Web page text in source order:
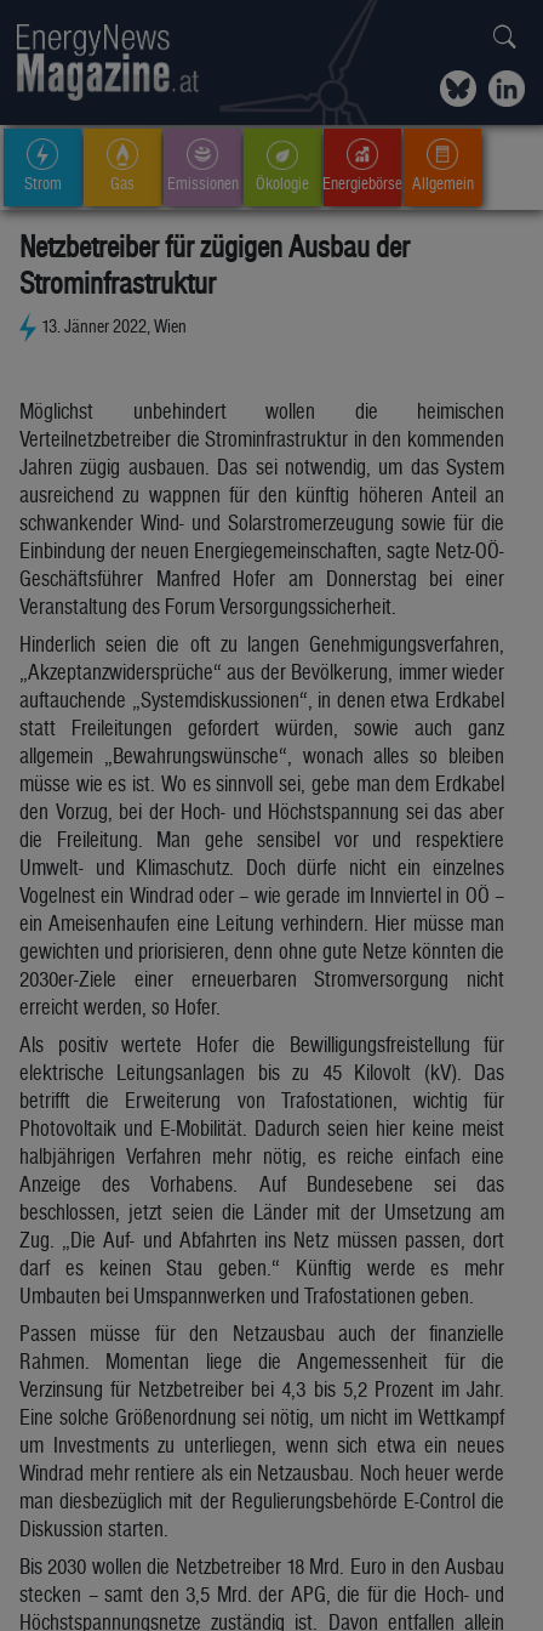
Strom Gas Emissionen Ökologie Energiebörse Allgemein
Netzbetreiber für zügigen Ausbau der
Strominfrastruktur
13. Jänner 2022, Wien
Möglichst unbehindert wollen die heimischen
Verteilnetzbetreiber die Strominfrastruktur in den kommenden
Jahren zügig ausbauen. Das sei notwendig, um das System
ausreichend zu wappnen für den künftig höheren Anteil an
schwankender Wind- und Solarstromerzeugung sowie für die
Einbindung der neuen Energiegemeinschaften, sagte Netz-OÖ-
Geschäftsführer Manfred Hofer am Donnerstag bei einer
Veranstaltung des Forum Versorgungssicherheit.
Hinderlich seien die oft zu langen Genehmigungsverfahren,
„Akzeptanzwidersprüche“ aus der Bevölkerung, immer wieder
auftauchende „Systemdiskussionen“, in denen etwa Erdkabel
statt Freileitungen gefordert würden, sowie auch ganz
allgemein „Bewahrungswünsche“, wonach alles so bleiben
müsse wie es ist. Wo es sinnvoll sei, gebe man dem Erdkabel
den Vorzug, bei der Hoch- und Höchstspannung sei das aber
die Freileitung. Man gehe sensibel vor und respektiere
Umwelt- und Klimaschutz. Doch dürfe nicht ein einzelnes
Vogelnest ein Windrad oder – wie gerade im Innviertel in OÖ –
ein Ameisenhaufen eine Leitung verhindern. Hier müsse man
gewichten und priorisieren, denn ohne gute Netze könnten die
2030er-Ziele einer erneuerbaren Stromversorgung nicht
erreicht werden, so Hofer.
Als positiv wertete Hofer die Bewilligungsfreistellung für
elektrische Leitungsanlagen bis zu 45 Kilovolt (kV). Das
betrifft die Erweiterung von Trafostationen, wichtig für
Photovoltaik und E-Mobilität. Dadurch seien hier keine meist
halbjährigen Verfahren mehr nötig, es reiche einfach eine
Anzeige des Vorhabens. Auf Bundesebene sei das
beschlossen, jetzt seien die Länder mit der Umsetzung am
Zug. „Die Auf- und Abfahrten ins Netz müssen passen, dort
darf es keinen Stau geben.“ Künftig werde es mehr
Umbauten bei Umspannwerken und Trafostationen geben.
Passen müsse für den Netzausbau auch der finanzielle
Rahmen. Momentan liege die Angemessenheit für die
Verzinsung für Netzbetreiber bei 4,3 bis 5,2 Prozent im Jahr.
Eine solche Größenordnung sei nötig, um nicht im Wettkampf
um Investments zu unterliegen, wenn sich etwa ein neues
Windrad mehr rentiere als ein Netzausbau. Noch heuer werde
man diesbezüglich mit der Regulierungsbehörde E-Control die
Diskussion starten.
Bis 2030 wollen die Netzbetreiber 18 Mrd. Euro in den Ausbau
stecken – samt den 3,5 Mrd. der APG, die für die Hoch- und
Höchstspannungsnetze zuständig ist. Davon entfallen allein